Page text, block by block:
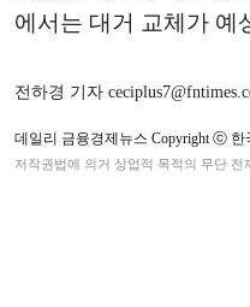
에서는 대거 교체가 예
전하경 기자
데일리 금융경제뉴스 Copyright ⓒ 한
저작권법에 의거 상업적 목적의 무단 전